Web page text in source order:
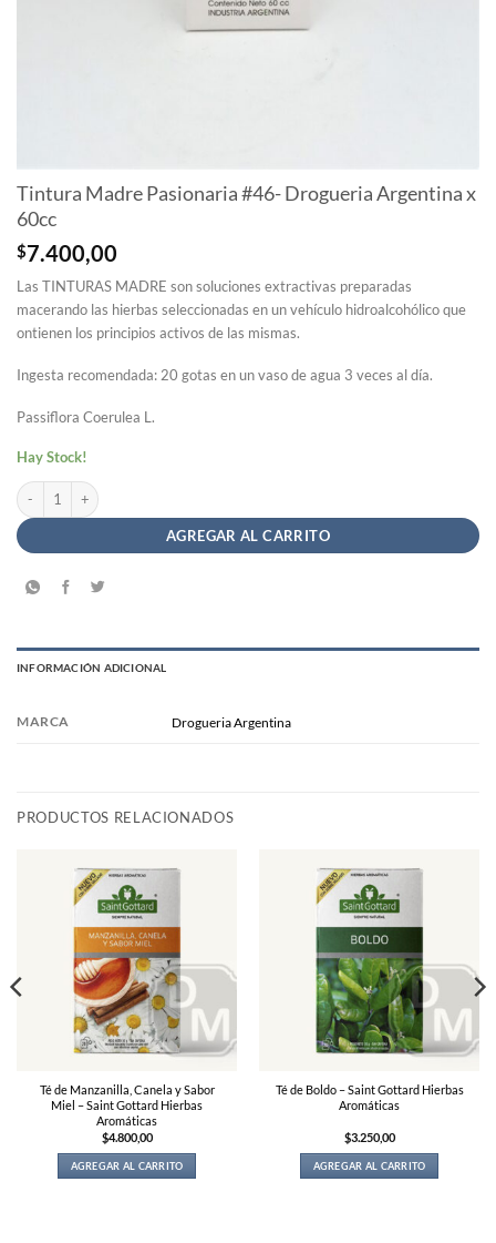
Tintura Madre Pasionaria #46- Drogueria Argentina x
60cc
$7.400,00
Las TINTURAS MADRE son soluciones extractivas preparadas
macerando las hierbas seleccionadas en un vehículo hidroalcohólico que
ontienen los principios activos de las mismas.
Ingesta recomendada: 20 gotas en un vaso de agua 3 veces al día.
Passiflora Coerulea L.
Hay Stock!
Tintura Madre Pasionaria #46- Drogueria Argentina x 60cc cantidad
AGREGAR AL CARRITO
INFORMACIÓN ADICIONAL
MARCA Drogueria Argentina
PRODUCTOS RELACIONADOS
Té de Manzanilla, Canela y Sabor
Miel – Saint Gottard Hierbas
Aromáticas
$4.800,00
AGREGAR AL CARRITO
Té de Boldo – Saint Gottard Hierbas
Aromáticas
$3.250,00
AGREGAR AL CARRITO